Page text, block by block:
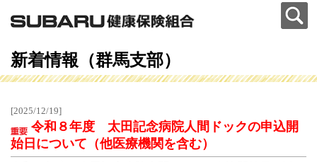
新着情報（群馬支部）
[2025/12/19]
令和８年度 太田記念病院人間ドックの申込開
始日について（他医療機関を含む）